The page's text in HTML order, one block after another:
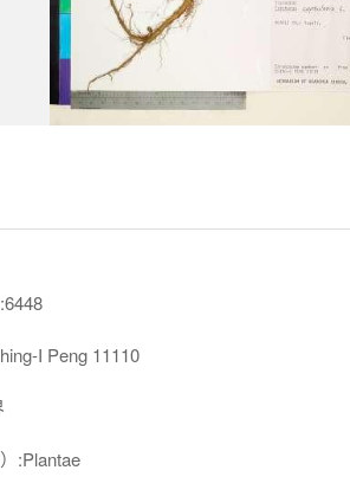
I Peng 11110
:Plantae